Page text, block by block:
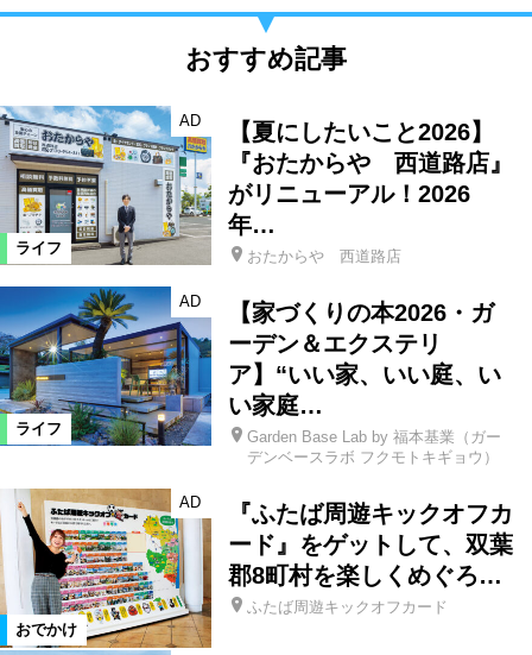
おすすめ記事
ライフ
AD
【夏にしたいこと2026】
『おたからや 西道路店』
がリニューアル！2026
年…
おたからや 西道路店
ライフ
AD
【家づくりの本2026・ガ
ーデン＆エクステリ
ア】“いい家、いい庭、い
い家庭…
Garden Base Lab by 福本基業（ガー
デンベースラボ フクモトキギョウ）
おでかけ
AD
『ふたば周遊キックオフカ
ード』をゲットして、双葉
郡8町村を楽しくめぐろ…
ふたば周遊キックオフカード